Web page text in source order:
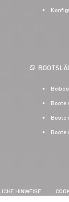
Boote
Boote
Boote
HINWEISE